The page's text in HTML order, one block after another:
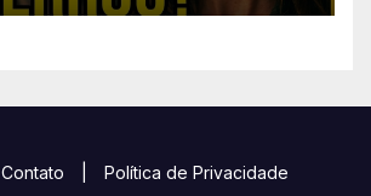
Contato Política de Privacidade